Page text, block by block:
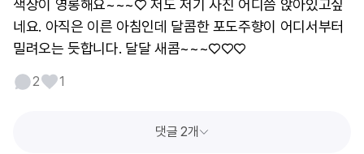
색상이 영롱해요~~~♡ 저도 저기 사진 어디쯤 앉아있고싶
네요. 아직은 이른 아침인데 달콤한 포도주향이 어디서부터
밀려오는 듯합니다. 달달 새콤~~~♡♡♡
2 1
댓글 2개